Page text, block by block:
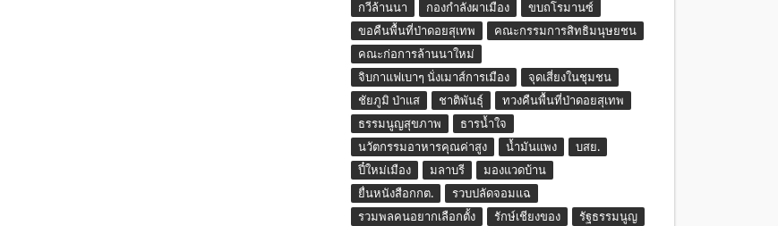
กวีล้านนา
กองกำลังผาเมือง
ขบถโรมานซ์
ขอคืนพื้นที่ป่าดอยสุเทพ
คณะกรรมการสิทธิมนุษยชน
คณะก่อการล้านนาใหม่
จิบกาแฟเบาๆ นั่งเมาส์การเมือง
จุดเสี่ยงในชุมชน
ชัยภูมิ ป่าแส
ชาติพันธุ์
ทวงคืนพื้นที่ป่าดอยสุเทพ
ธรรมนูญสุขภาพ
ธารน้ำใจ
นวัตกรรมอาหารคุณค่าสูง
น้ำมันแพง
บสย.
ปี๋ใหม่เมือง
มลาบรี
มองแวดบ้าน
ยื่นหนังสือกกต.
รวบปลัดจอมแฉ
รวมพลคนอยากเลือกตั้ง
รักษ์เชียงของ รัฐธรรมนูญ